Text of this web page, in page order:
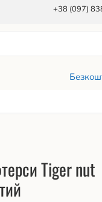
+38 (097)
Tiger nut